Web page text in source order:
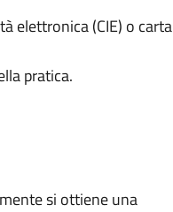
elettronica (CIE) o carta
pratica.
si ottiene una